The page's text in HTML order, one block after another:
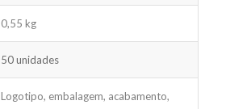
0,55 kg
50 unidades
Logotipo, embalagem, acabamento,